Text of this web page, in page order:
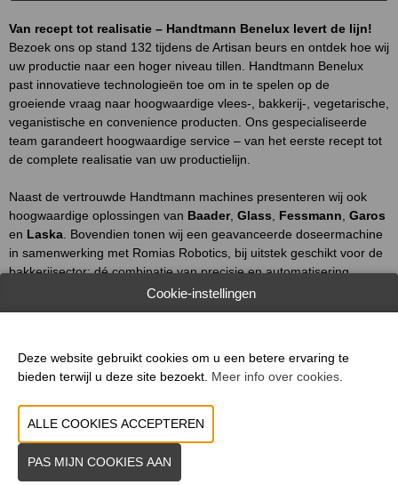
Van recept tot realisatie – Handtmann Benelux levert de lijn!
Bezoek ons op stand 132 tijdens de Artisan beurs en ontdek hoe wij
uw productie naar een hoger niveau tillen. Handtmann Benelux
past innovatieve technologieën toe om in te spelen op de
groeiende vraag naar hoogwaardige vlees-, bakkerij-, vegetarische,
veganistische en convenience producten. Ons gespecialiseerde
team garandeert hoogwaardige service – van het eerste recept tot
de complete realisatie van uw productielijn.
Naast de vertrouwde Handtmann machines presenteren wij ook
hoogwaardige oplossingen van Baader, Glass Fessmann Garos
en Laska . Bovendien tonen wij een geavanceerde doseermachine
in samenwerking met Romias Robotics, bij uitstek geschikt voor de
bakkerijsector; dé combinatie van precisie en automatisering.
U hebt geen toestemming gegeven om deze
content te zien. Pas uw cookie-instellingen aan om
Cookie-instellingen
Deze website gebruikt cookies om u een betere ervaring te
bieden terwijl u deze site bezoekt. Meer info over cookies